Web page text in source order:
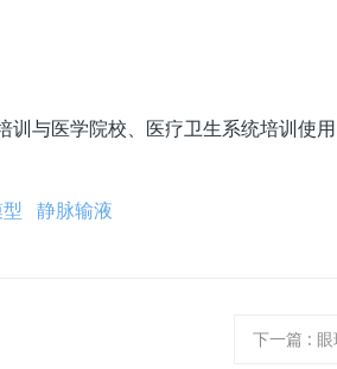
与医学院校、医疗卫生系统培训使
静脉输液
下一篇 :